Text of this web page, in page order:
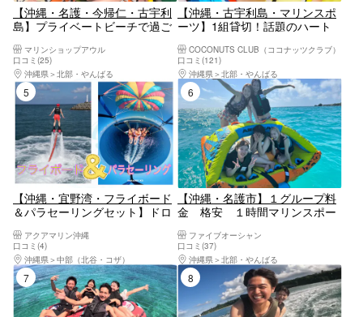
【沖縄・名護・今帰仁・古宇利
島】プライベートビーチで過ご
点♪当日現地で選び放題のお得
なプランで遊びつくそう！『A
プラン ♪』
マリンショップアウル
口コミ(25)
沖縄県
北部・やんばる
【沖縄・古宇利島・マリンスポ
ーツ】1組貸切！話題のハート
店一番人気の古宇利島1周プラ
ン（30分）
COCONUTS CLUB（ココナッツクラブ）
口コミ(121)
沖縄県
北部・やんばる
5位
【沖縄・宜野湾・フライボード
＆パラセーリングセット】ドロ
リジナルボートで行うフライボ
ード＆気分爽快パラセーリン
グ！撮影データ無料プレゼント
★
アクアマリン沖縄
口コミ(4)
沖縄県
中部（北谷・コザ）
6位
【沖縄・名護市】１グループ料
金 格安 １時間マリンスポー
ファイブオーシャン
口コミ(37)
沖縄県
北部・やんばる
7位 8位